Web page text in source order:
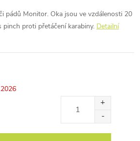
pádů Monitor. Oka jsou ve vzdálenosti 20
pinch proti přetáčení karabiny. Detailní